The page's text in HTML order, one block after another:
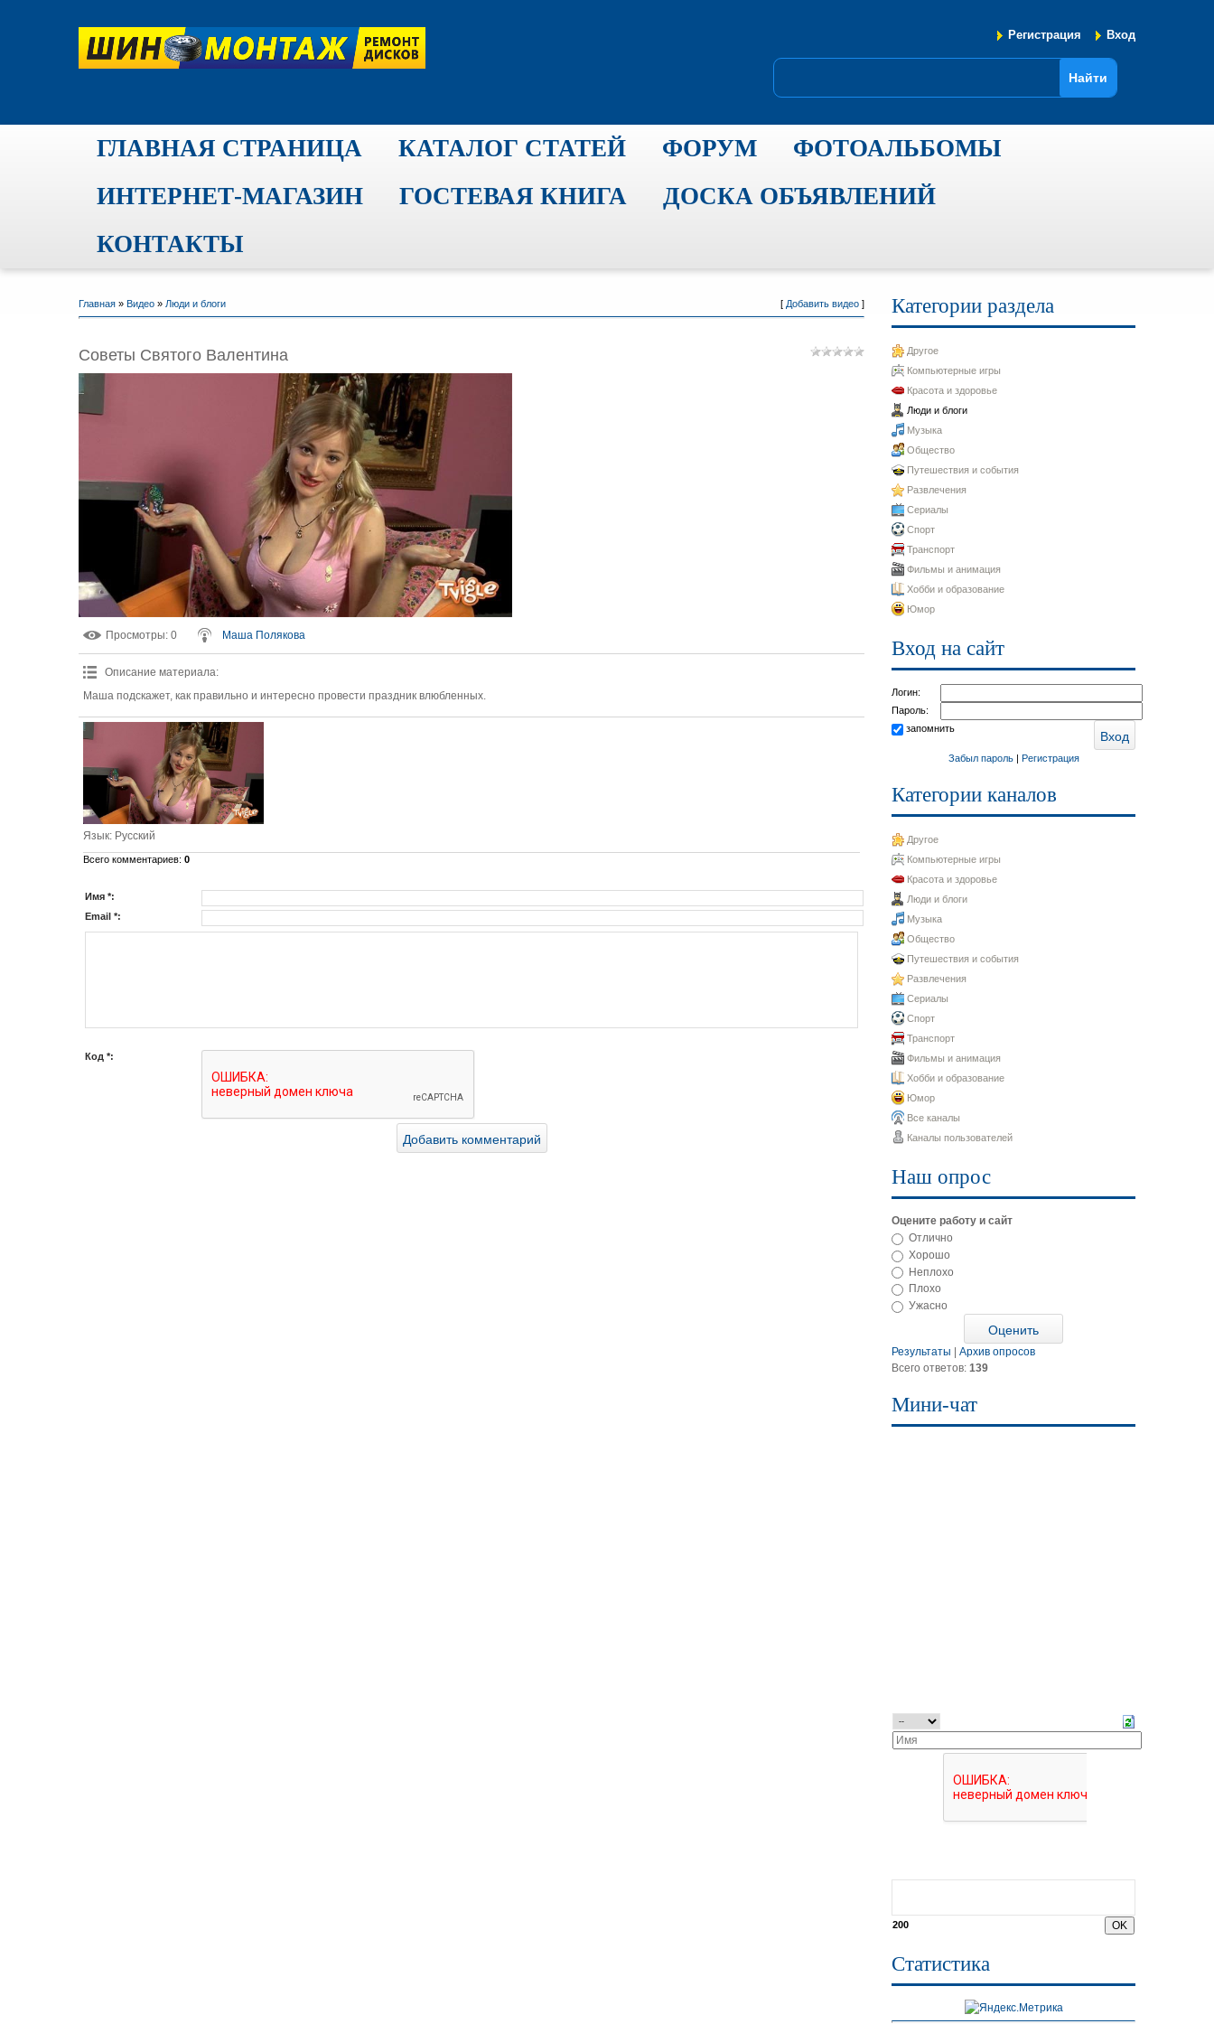
Регистрация Вход
ГЛАВНАЯ СТРАНИЦА КАТАЛОГ СТАТЕЙ ФОРУМ
ФОТОАЛЬБОМЫ
ИНТЕРНЕТ-МАГАЗИН
ГОСТЕВАЯ КНИГА
ДОСКА ОБЪЯВЛЕНИЙ
КОНТАКТЫ
Главная » Видео » Люди и блоги [ Добавить видео ]
Советы Святого Валентина
Просмотры: 0 Маша Полякова
Описание материала:
Маша подскажет, как правильно и интересно провести праздник влюбленных.
Язык: Русский
Всего комментариев: 0
Имя *:
Email *:
Код *:
Категории раздела
Другое
Компьютерные игры
Красота и здоровье
Люди и блоги
Музыка
Общество
Путешествия и события
Развлечения
Сериалы
Спорт
Транспорт
Фильмы и анимация
Хобби и образование
Юмор
Вход на сайт
Логин:
Пароль:
запомнить
Забыл пароль| Регистрация
Категории каналов
Другое
Компьютерные игры
Красота и здоровье
Люди и блоги
Музыка
Общество
Путешествия и события
Развлечения
Сериалы
Спорт
Транспорт
Фильмы и анимация
Хобби и образование
Юмор
Все каналы
Каналы пользователей
Наш опрос
Оцените работу и сайт
Отлично
Хорошо
Неплохо
Плохо
Ужасно
Результаты
Архив опросов
Всего ответов: 139
Мини-чат
200
Статистика